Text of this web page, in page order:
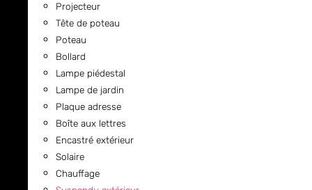
Projecteur
Tête de poteau
Poteau
Bollard
Lampe piédestal
Lampe de jardin
Plaque adresse
Boîte aux lettres
Encastré extérieur
Solaire
Chauffage